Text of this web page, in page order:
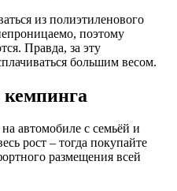
из полиэтиленового
поэтому
Правда, за эту
большим весом.
автомобиле с семьёй и
рост – тогда покупайте
размещения всей